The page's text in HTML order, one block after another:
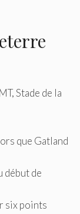
Stade de la
que Gatland
début de
six points